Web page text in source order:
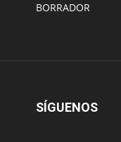
BORRADOR
SÍGUENOS